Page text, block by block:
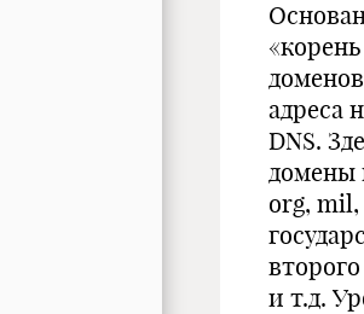
адреса
DNS.
домены
org, mil,
и т.д.